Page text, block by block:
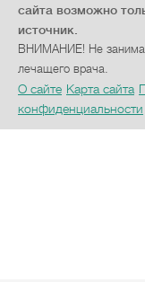
сайта возможно
источник.
ВНИМАНИЕ! Не
лечащего врача.
О сайте Карта сайта
конфиденциальности